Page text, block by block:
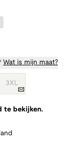
Wat is mijn maat?
3XL
te bekijken.